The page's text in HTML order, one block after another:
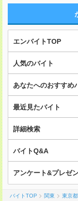
エンバイトTOP
人気のバイト
あなたへのおすすめ
最近見たバイト
詳細検索
バイトQ&A
アンケート&プレゼ
バイトTOP 関東 東京都